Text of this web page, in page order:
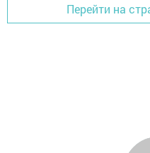
Перейти на